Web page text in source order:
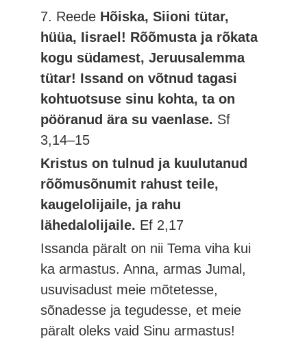
7. Reede Hõiska, Siioni tütar,
hüüa, Iisrael! Rõõmusta ja rõkata
kogu südamest, Jeruusalemma
tütar! Issand on võtnud tagasi
kohtuotsuse sinu kohta, ta on
pööranud ära su vaenlase. Sf
3,14–15
Kristus on tulnud ja kuulutanud
rõõmusõnumit rahust teile,
kaugelolijaile, ja rahu
lähedalolijaile. Ef 2,17
Issanda päralt on nii Tema viha kui
ka armastus. Anna, armas Jumal,
usuvisadust meie mõtetesse,
sõnadesse ja tegudesse, et meie
päralt oleks vaid Sinu armastus!